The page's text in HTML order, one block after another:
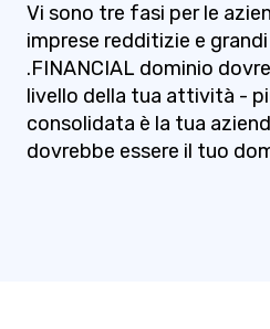
Vi sono tre fasi per le
imprese redditizie e
.FINANCIAL dominio
livello della tua attività -
consolidata è la tua
dovrebbe essere il tuo